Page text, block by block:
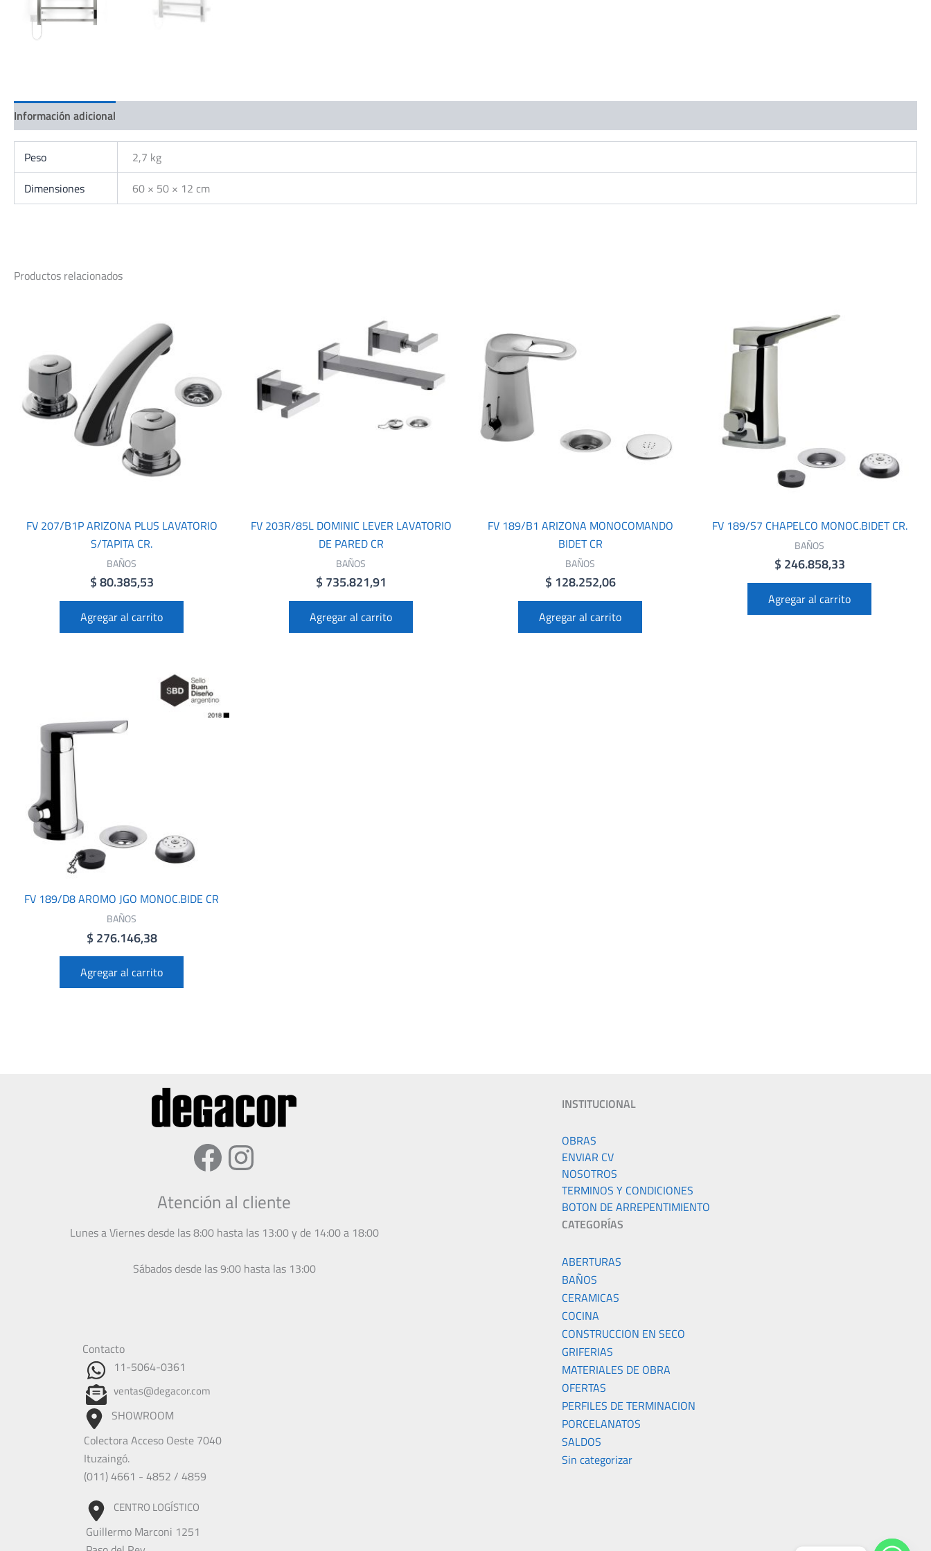
Información adicional
Peso
2,7 kg
Dimensiones
60 × 50 × 12 cm
Productos relacionados
FV 207/B1P ARIZONA PLUS LAVATORIO
S/TAPITA CR.
BAÑOS
$80.385,53
Agregar al carrito
FV 203R/85L DOMINIC LEVER LAVATORIO
DE PARED CR
BAÑOS
$ 735.821,91
Agregar al carrito
FV 189/B1 ARIZONA MONOCOMANDO
BIDET CR
BAÑOS
$ 128.252,06
Agregar al carrito
FV 189/S7 CHAPELCO MONOC.BIDET CR.
BAÑOS
$ 246.858,33
Agregar al carrito
FV 189/D8 AROMO JGO MONOC.BIDE CR
BAÑOS
$ 276.146,38
Agregar al carrito
Facebook
Instagram
Atención al cliente
Lunes a Viernes desde las 8:00 hasta las 13:00 y de 14:00 a 18:00
Sábados desde las 9:00 hasta las 13:00
Contacto
11-5064-0361
ventas@degacor.com
SHOWROOM
Colectora Acceso Oeste 7040
Ituzaingó.
(011) 4661 - 4852 / 4859
CENTRO LOGÍSTICO
Guillermo Marconi 1251
INSTITUCIONAL
OBRAS
ENVIAR CV
NOSOTROS
TERMINOS Y CONDICIONES
BOTON DE ARREPENTIMIENTO
CATEGORÍAS
ABERTURAS
BAÑOS
CERAMICAS
COCINA
CONSTRUCCION EN SECO
GRIFERIAS
MATERIALES DE OBRA
OFERTAS
PERFILES DE TERMINACION
PORCELANATOS
SALDOS
Sin categorizar